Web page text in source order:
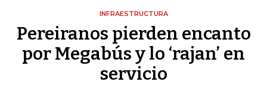
INFRAESTRUCTURA
Pereiranos pierden encanto
por Megabús y lo ‘rajan’ en
servicio